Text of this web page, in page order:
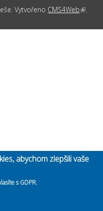
Vytvořeno CMS4Web (link is
.
abychom zlepšili vaše
s GDPR.